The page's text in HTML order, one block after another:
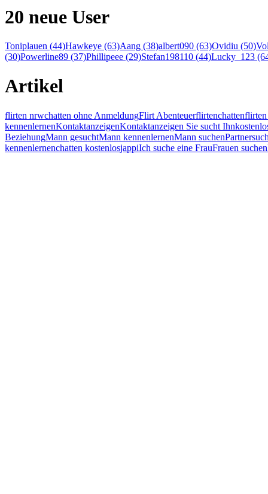
20 neue User
Toniplauen (44)Hawkeye (63)Aang (38)albert090 (63)Ovidiu (50)
(30)Powerline89 (37)Phillipeee (29)Stefan198110 (44)Lucky_123
Artikel
flirten nrwchatten ohne AnmeldungFlirt Abenteuerflirtenchattenflirten
kennenlernenKontaktanzeigenKontaktanzeigen Sie sucht Ihn
BeziehungMann gesuchtMann kennenlernenMann suchen
kennenlernenchatten kostenlosjappiIch suche eine FrauFrauen suchen